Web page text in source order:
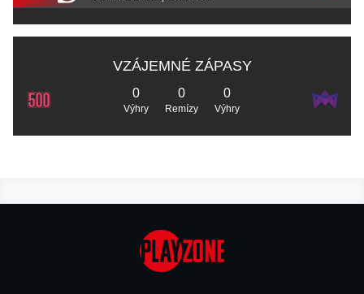
VZÁJEMNÉ ZÁPASY
0
Výhry
0
Remízy
0
Výhry